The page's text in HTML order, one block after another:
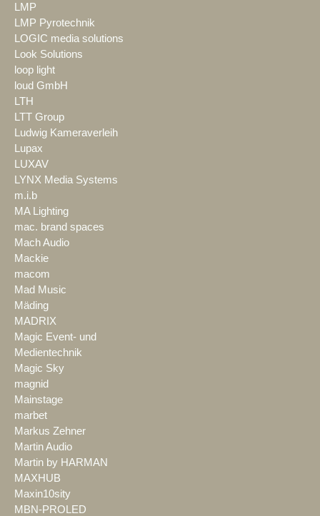
LMP
LMP Pyrotechnik
LOGIC media solutions
Look Solutions
loop light
loud GmbH
LTH
LTT Group
Ludwig Kameraverleih
Lupax
LUXAV
LYNX Media Systems
m.i.b
MA Lighting
mac. brand spaces
Mach Audio
Mackie
macom
Mad Music
Mäding
MADRIX
Magic Event- und
Medientechnik
Magic Sky
magnid
Mainstage
marbet
Markus Zehner
Martin Audio
Martin by HARMAN
MAXHUB
Maxin10sity
MBN-PROLED